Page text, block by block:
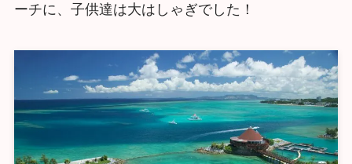
ーチに、子供達は大はしゃぎでした！